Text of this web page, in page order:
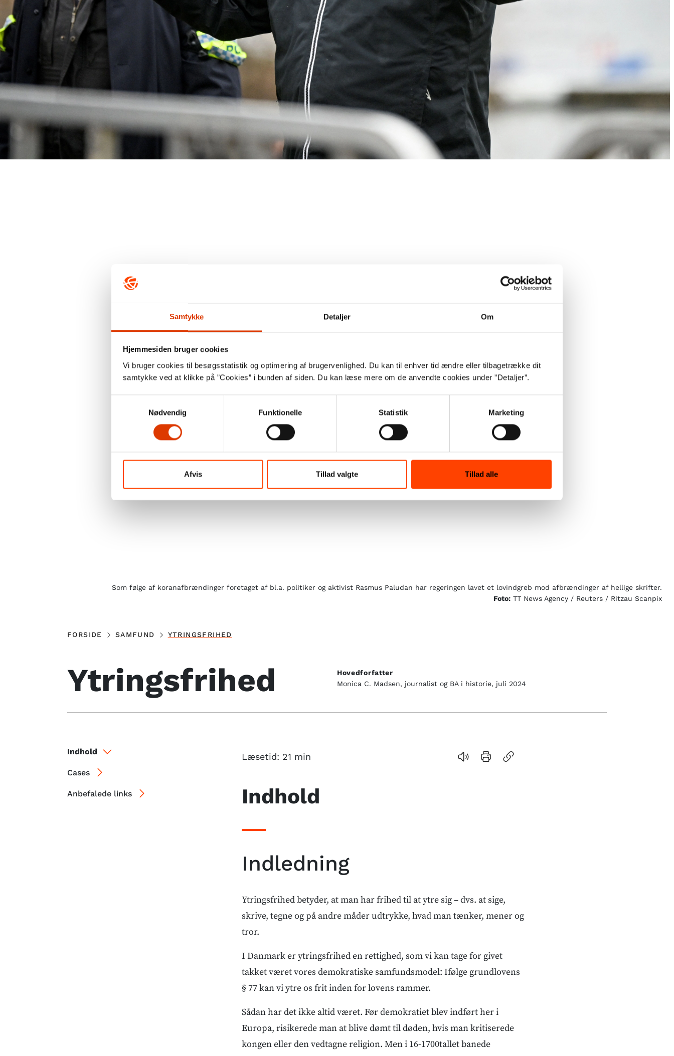
Samtykke Detaljer Om
Hjemmesiden bruger cookies
Vi bruger cookies til besøgsstatistik og optimering af brugervenlighed. Du kan til enhver tid ændre eller tilbagetrække dit
samtykke ved at klikke på ”Cookies” i bunden af siden. Du kan læse mere om de anvendte cookies under ”Detaljer”.
Nødvendig
Funktionelle Statistik Marketing
Afvis Tillad valgte Tillad alle
Som følge af koranafbrændinger foretaget af bl.a. politiker og aktivist Rasmus Paludan har regeringen lavet et lovindgreb mod afbrændinger af hellige skrifter.
Foto: TT News Agency / Reuters / Ritzau Scanpix
FORSIDE SAMFUND YTRINGSFRIHED
Ytringsfrihed
Hovedforfatter
Monica C. Madsen, journalist og BA i historie, juli 2024
Indhold
Cases
Anbefalede links
Læsetid: 21 min
Indhold
Indledning
Ytringsfrihed betyder, at man har frihed til at ytre sig – dvs. at sige,
skrive, tegne og på andre måder udtrykke, hvad man tænker, mener og
tror.
I Danmark er ytringsfrihed en rettighed, som vi kan tage for givet
takket været vores demokratiske samfundsmodel: Ifølge grundlovens
§ 77 kan vi ytre os frit inden for lovens rammer.
Sådan har det ikke altid været. Før demokratiet blev indført her i
Europa, risikerede man at blive dømt til døden, hvis man kritiserede
kongen eller den vedtagne religion. Men i 16-1700tallet banede